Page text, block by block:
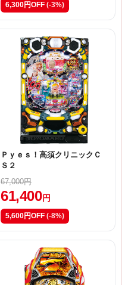
6,300円OFF (-3%)
Ｐｙｅｓ！高須クリニックＣ
Ｓ２
67,000円
61,400 円
5,600円OFF (-8%)